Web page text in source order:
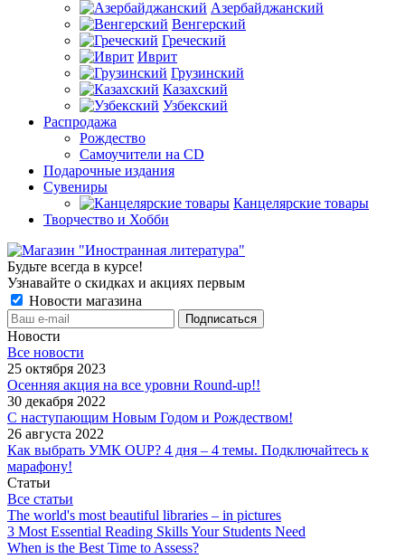
Азербайджанский
Венгерский
Греческий
Иврит
Грузинский
Казахский
Узбекский
Распродажа
Рождество
Самоучители на CD
Подарочные издания
Сувениры
Канцелярские товары
Творчество и Хобби
Будьте всегда в курсе!
Узнавайте о скидках и акциях первым
Новости магазина
Новости
Все новости
25 октября 2023
Осенняя акция на все уровни Round-up!!
30 декабря 2022
С наступающим Новым Годом и Рождеством!
26 августа 2022
Как выбрать УМК OUP? 4 дня – 4 темы. Подключайтесь к
марафону!
Статьи
Все статьи
The world's most beautiful libraries – in pictures
3 Most Essential Reading Skills Your Students Need
When is the Best Time to Assess?